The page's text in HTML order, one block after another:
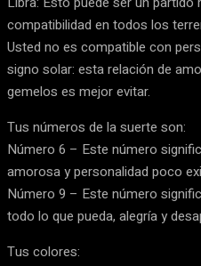
compatibilidad en todos los
Usted no es compatible con
signo solar: esta relación de
gemelos es mejor evitar.
Tus números de la suerte son:
Número 6 – Este número
amorosa y personalidad poco
Número 9 – Este número
todo lo que pueda, alegría y
Tus colores: